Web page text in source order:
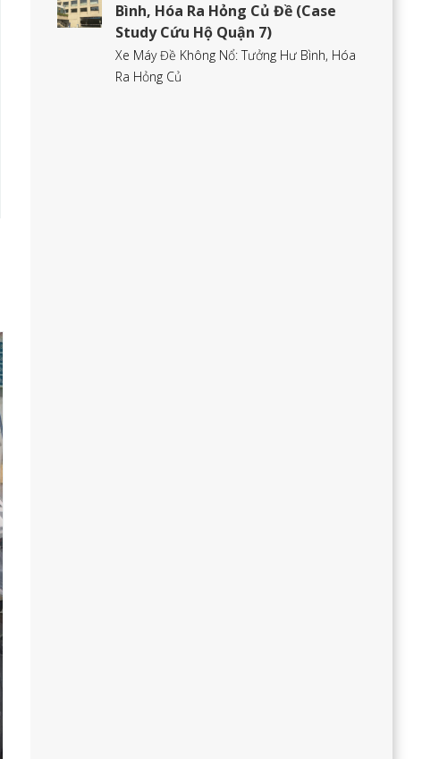
Bình, Hóa Ra Hỏng Củ Đề (Case
Study Cứu Hộ Quận 7)
Xe Máy Đề Không Nổ: Tưởng Hư Bình, Hóa
Ra Hỏng Củ